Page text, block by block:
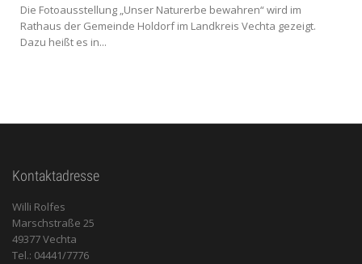
Die Fotoausstellung „Unser Naturerbe bewahren“ wird im
Rathaus der Gemeinde Holdorf im Landkreis Vechta gezeigt.
Dazu heißt es in...
Kontaktadresse
Willi Rolfes
Marschstraße 25
49377 Vechta
Tel.: 04441/7776